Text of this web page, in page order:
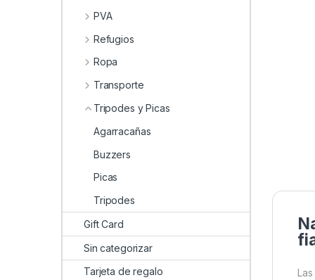
Las
PVA
Refugios
Ropa
Transporte
Tripodes y Picas
Agarracañas
Buzzers
Picas
Tripodes
Gift Card
Sin categorizar
Tarjeta de regalo